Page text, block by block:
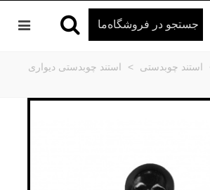
استند چوبدستی >
استند چوبدستی دیواری